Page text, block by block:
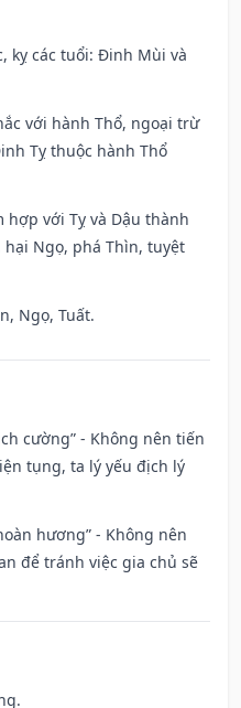
kỵ các tuổi: Đinh Mùi và
với hành Thổ, ngoại trừ
Tỵ thuộc hành Thổ
hợp với Tỵ và Dậu thành
Ngọ, phá Thìn, tuyệt
Ngọ, Tuất.
cường” - Không nên tiến
tụng, ta lý yếu địch lý
hương” - Không nên
để tránh việc gia chủ sẽ